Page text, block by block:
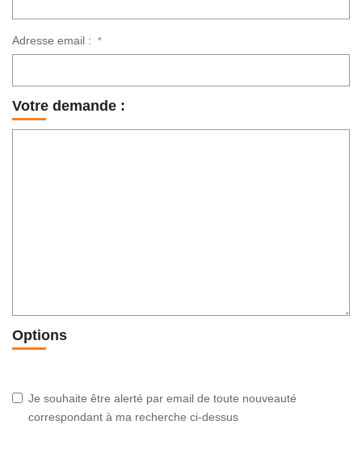
Adresse email : *
Votre demande :
Options
Je souhaite être alerté par email de toute nouveauté
correspondant à ma recherche ci-dessus